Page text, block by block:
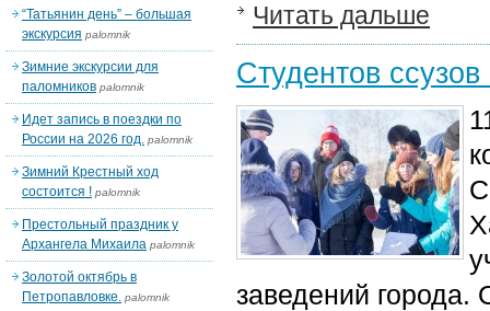
Читать дальше
Студентов
заведений города.
“Татьянин день” – большая
экскурсия palomnik
Зимние экскурсии для
паломников palomnik
Идет запись в поездки по
России на 2026 год. palomnik
Зимний Крестный ход
состоится ! palomnik
Престольный праздник у
Архангела Михаила palomnik
Золотой октябрь в
Петропавловке. palomnik